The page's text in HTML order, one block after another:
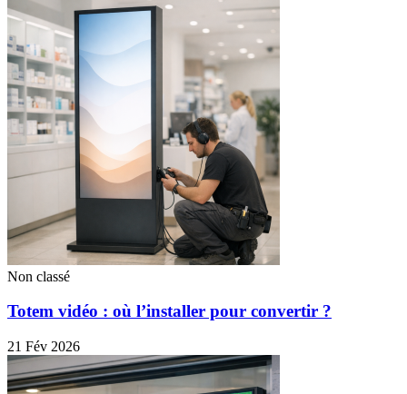
Non classé
Totem vidéo : où l’installer pour convertir ?
21 Fév 2026